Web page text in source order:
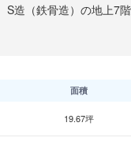
面積
19.67坪